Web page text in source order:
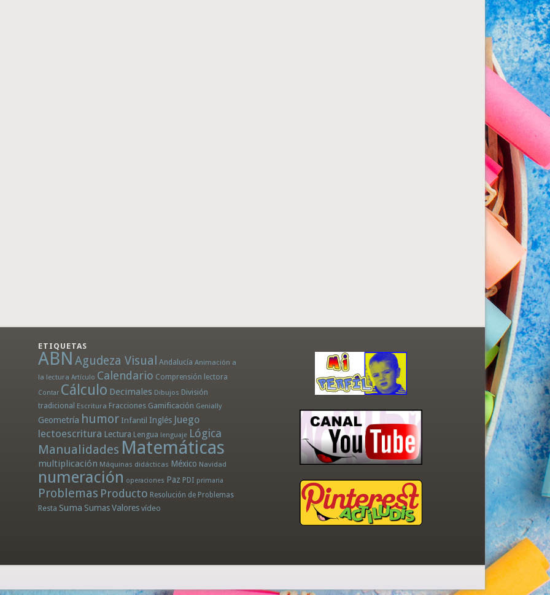
ETIQUETAS
ABN Agudeza Visual Andalucía Animación a
la lectura Artículo Calendario Comprensión lectora
Contar Cálculo Decimales Dibujos División
tradicional Escritura Fracciones Gamificación Genially
Geometría humor Infantil Inglés Juego
lectoescritura Lectura Lengua lenguaje Lógica
Manualidades Matemáticas
multiplicación Máquinas didácticas México Navidad
numeración operaciones Paz PDI primaria
Problemas Producto Resolución de Problemas
Resta Suma SumasValores vídeo